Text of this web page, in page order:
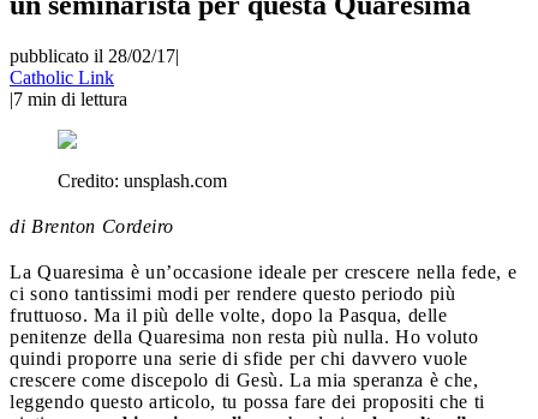
pubblicato il 28/02/17|
Catholic Link
|7 min di lettura
Credito: unsplash.com
di Brenton Cordeiro
La Quaresima è un’occasione ideale per crescere nella fede, e
ci sono tantissimi modi per rendere questo periodo più
fruttuoso. Ma il più delle volte, dopo la Pasqua, delle
penitenze della Quaresima non resta più nulla. Ho voluto
quindi proporre una serie di sfide per chi davvero vuole
crescere come discepolo di Gesù. La mia speranza è che,
leggendo questo articolo, tu possa fare dei propositi che ti